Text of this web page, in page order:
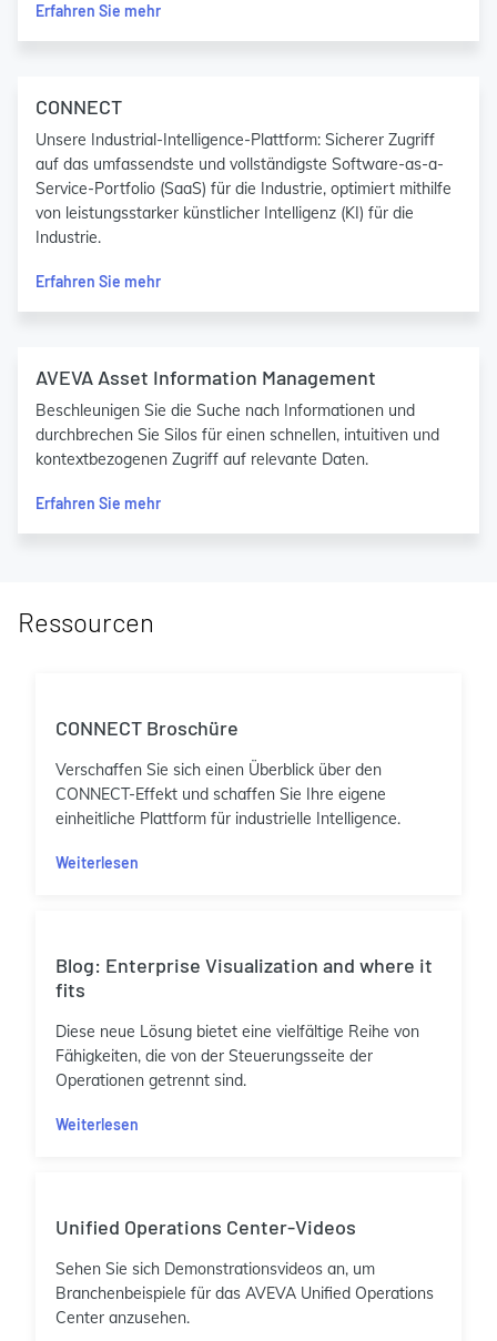
Erfahren Sie mehr
CONNECT
Unsere Industrial-Intelligence-Plattform: Sicherer Zugriff
auf das umfassendste und vollständigste Software-as-a-
Service-Portfolio (SaaS) für die Industrie, optimiert mithilfe
von leistungsstarker künstlicher Intelligenz (KI) für die
Industrie.
Erfahren Sie mehr
AVEVA Asset Information Management
Beschleunigen Sie die Suche nach Informationen und
durchbrechen Sie Silos für einen schnellen, intuitiven und
kontextbezogenen Zugriff auf relevante Daten.
Erfahren Sie mehr
Ressourcen
CONNECT Broschüre
Verschaffen Sie sich einen Überblick über den
CONNECT-Effekt und schaffen Sie Ihre eigene
einheitliche Plattform für industrielle Intelligence.
Weiterlesen
Blog: Enterprise Visualization and where it
fits
Diese neue Lösung bietet eine vielfältige Reihe von
Fähigkeiten, die von der Steuerungsseite der
Operationen getrennt sind.
Weiterlesen
Unified Operations Center-Videos
Sehen Sie sich Demonstrationsvideos an, um
Branchenbeispiele für das AVEVA Unified Operations
Center anzusehen.